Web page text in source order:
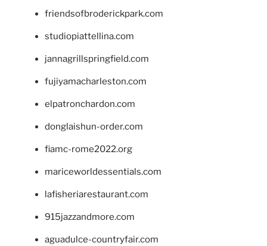
friendsofbroderickpark.com
studiopiattellina.com
jannagrillspringfield.com
fujiyamacharleston.com
elpatronchardon.com
donglaishun-order.com
fiamc-rome2022.org
mariceworldessentials.com
lafisheriarestaurant.com
915jazzandmore.com
aguadulce-countryfair.com